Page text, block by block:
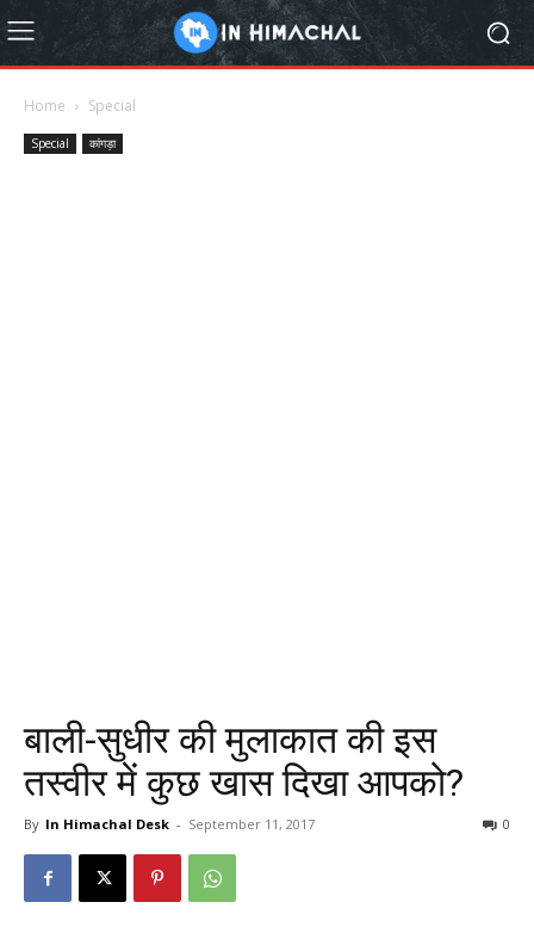
Home Special
Special कांगड़ा
बाली-सुधीर की मुलाकात की इस
तस्वीर में कुछ खास दिखा आपको?
By In Himachal Desk - September 11, 2017 0